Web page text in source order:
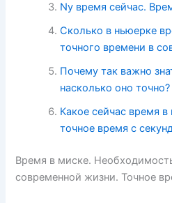
Ny время сейчас.
Сколько в ньюерке
точного времени в
Почему так важно
насколько оно точно?
Какое сейчас время
точное время с
Время в миске.
современной жизни. Точное